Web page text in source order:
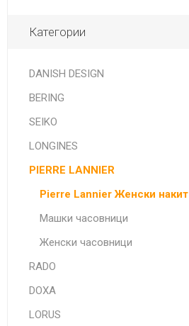
Категории
DANISH DESIGN
BERING
SEIKO
LONGINES
PIERRE LANNIER
Pierre Lannier Женски накит
Машки часовници
Женски часовници
RADO
DOXA
LORUS